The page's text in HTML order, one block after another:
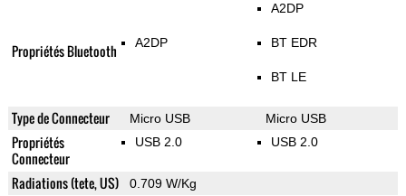
Propriétés Bluetooth A2DP
A2DP
BT EDR
BT LE
Type de Connecteur Micro USB Micro USB
Propriétés
Connecteur
USB 2.0 USB 2.0
Radiations (tete, US) 0.709 W/Kg